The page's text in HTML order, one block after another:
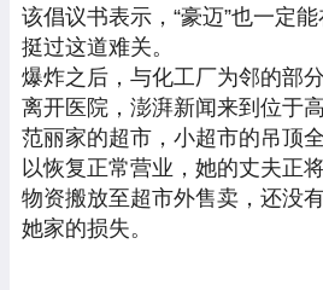
该倡议书表示，“豪迈”也一定
挺过这道难关。
爆炸之后，与化工厂为邻的部
离开医院，澎湃新闻来到位于
范丽家的超市，小超市的吊顶
以恢复正常营业，她的丈夫正
物资搬放至超市外售卖，还没
她家的损失。